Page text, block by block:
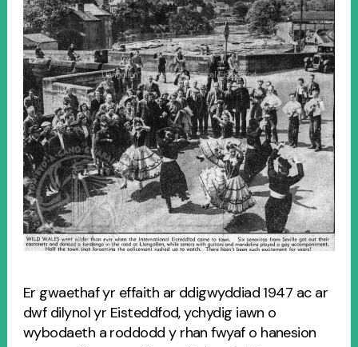
Er gwaethaf yr effaith ar ddigwyddiad 1947 ac ar
dwf dilynol yr Eisteddfod, ychydig iawn o
wybodaeth a roddodd y rhan fwyaf o hanesion